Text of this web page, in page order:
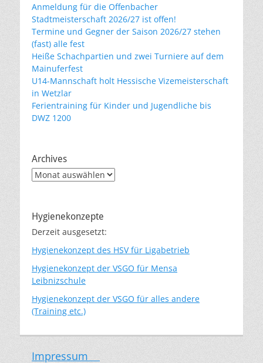
Anmeldung für die Offenbacher
Stadtmeisterschaft 2026/27 ist offen!
Termine und Gegner der Saison 2026/27 stehen
(fast) alle fest
Heiße Schachpartien und zwei Turniere auf dem
Mainuferfest
U14-Mannschaft holt Hessische Vizemeisterschaft
in Wetzlar
Ferientraining für Kinder und Jugendliche bis
DWZ 1200
Archives
Archives
Hygienekonzepte
Derzeit ausgesetzt:
Hygienekonzept des HSV für Ligabetrieb
Hygienekonzept der VSGO für Mensa
Leibnizschule
Hygienekonzept der VSGO für alles andere
(Training etc.)
Impressum